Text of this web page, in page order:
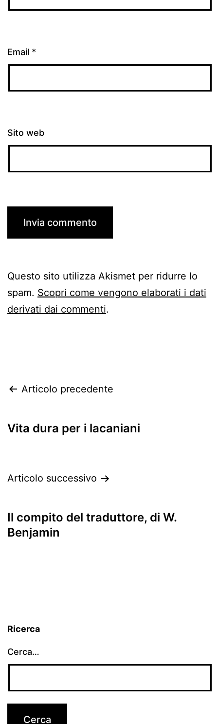
Email *
Sito web
Questo sito utilizza Akismet per ridurre lo
spam. Scopri come vengono elaborati i dati
derivati dai commenti.
articoli
Articolo precedente
Vita dura per i lacaniani
Articolo successivo
Il compito del traduttore, di W.
Benjamin
Ricerca
Cerca…